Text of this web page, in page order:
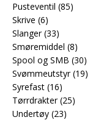
Pusteventil (85)
Skrive (6)
Slanger (33)
Smøremiddel (8)
Spool og SMB (30)
Svømmeutstyr (19)
Syrefast (16)
Tørrdrakter (25)
Undertøy (23)